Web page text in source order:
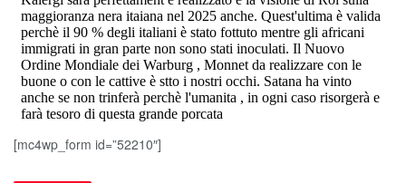
[mc4wp_form id=”52210″]